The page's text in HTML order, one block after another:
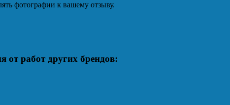
фотографии к вашему отзыву.
работ других брендов: